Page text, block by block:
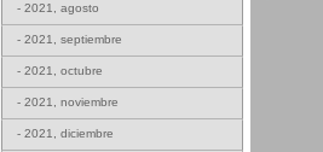
- 2021, agosto
- 2021, septiembre
- 2021, octubre
- 2021, noviembre
- 2021, diciembre